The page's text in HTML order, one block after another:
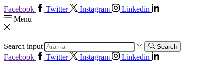
Facebook Twitter Instagram
Linkedin
Menu
Search input Search
Facebook Twitter Instagram
Linkedin